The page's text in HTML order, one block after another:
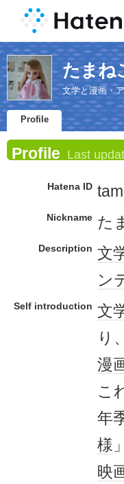
たまね
文学と漫画・
Profile
Profile Last
Hatena ID
Nickname た
Description 文
ン
Self introduction 文
り、
漫
こ
年
様
映